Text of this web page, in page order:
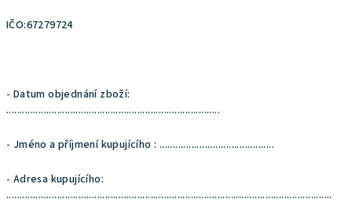
IČO:67279724
- Datum objednání zboží:
................................................................................
- Jméno a příjmení kupujícího : ...........................................
- Adresa kupujícího:
..........................................................................................................................